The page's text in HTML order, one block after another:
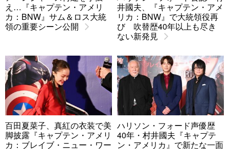
え…『キャプテン・アメリ
カ：BNW』サム＆ロス大統
領の重要シーン公開
井國夫、『キャプテン・アメ
リカ：BNW』で大統領役再
び 吹替歴40年以上も尽き
ない新発見
百田夏菜子、真紅の衣装で美
脚披露『キャプテン・アメリ
カ：ブレイブ・ニュー・ワー
ハリソン・フォード声優歴
40年・村井國夫『キャプテ
ン・アメリカ』で新たな一面